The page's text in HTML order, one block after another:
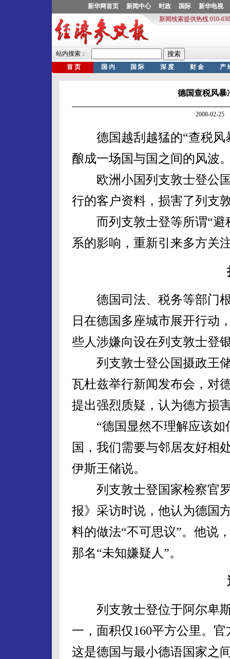
德国查税风暴
2008-02-25
德国越刮越猛的“查税风
酿成一场国与国之间的风波
欧洲小国列支敦士登公国
行的客户资料，损害了列支
而列支敦士登等所谓“避
系的影响，重新引来多方关
德国司法、税务等部门根
日在德国多座城市展开行动
些人涉嫌向设在列支敦士登
列支敦士登公国摄政王储
瓦杜兹举行新闻发布会，对
提出强烈质疑，认为德方损
“德国显然不理解应该如
国，我们需要与邻居友好相
伊斯王储说。
列支敦士登国家检察官罗
报》采访时说，他认为德国
料的做法“不可思议”。他说
那名“未知嫌疑人”。
列支敦士登位于阿尔卑斯
一，面积仅160平方公里。
这是德国与最小德语国家之